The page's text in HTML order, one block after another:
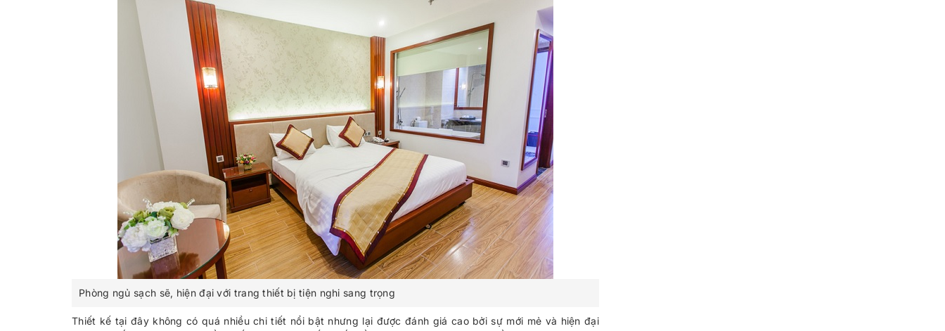
Phòng ngủ sạch sẽ, hiện đại với trang thiết bị tiện nghi sang trọng
Thiết kế tại đây không có quá nhiều chi tiết nổi bật nhưng lại được đánh giá cao bởi sự mới mẻ và hiện đại